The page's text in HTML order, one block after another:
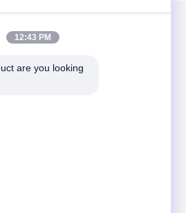
cho chúng tôi
12:43 PM
are you looking